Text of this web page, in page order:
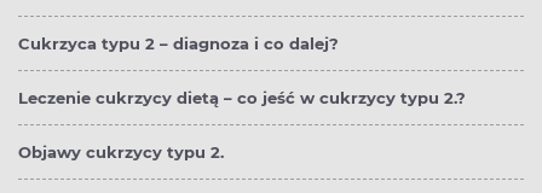
Cukrzyca typu 2 – diagnoza i co dalej?
Leczenie cukrzycy dietą – co jeść w cukrzycy typu 2.?
Objawy cukrzycy typu 2.